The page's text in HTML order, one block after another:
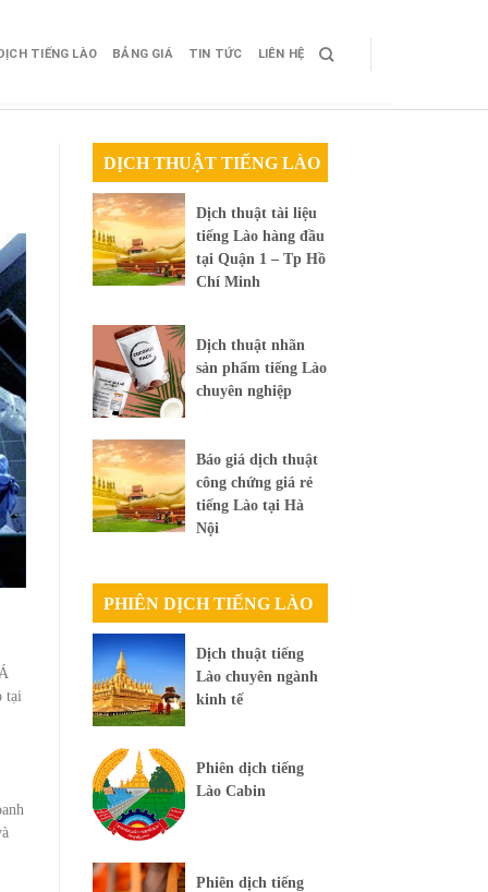
TIẾNG LÀO BẢNG GIÁ TIN TỨC LIÊN HỆ
tại
DỊCH THUẬT TIẾNG LÀO
Dịch thuật tài liệu
tiếng Lào hàng đầu
tại Quận 1 – Tp Hồ
Chí Minh
Dịch thuật nhãn
sản phẩm tiếng Lào
chuyên nghiệp
Báo giá dịch thuật
công chứng giá rẻ
tiếng Lào tại Hà
Nội
PHIÊN DỊCH TIẾNG LÀO
Dịch thuật tiếng
Lào chuyên ngành
kinh tế
Phiên dịch tiếng
Lào Cabin
Phiên dịch tiếng